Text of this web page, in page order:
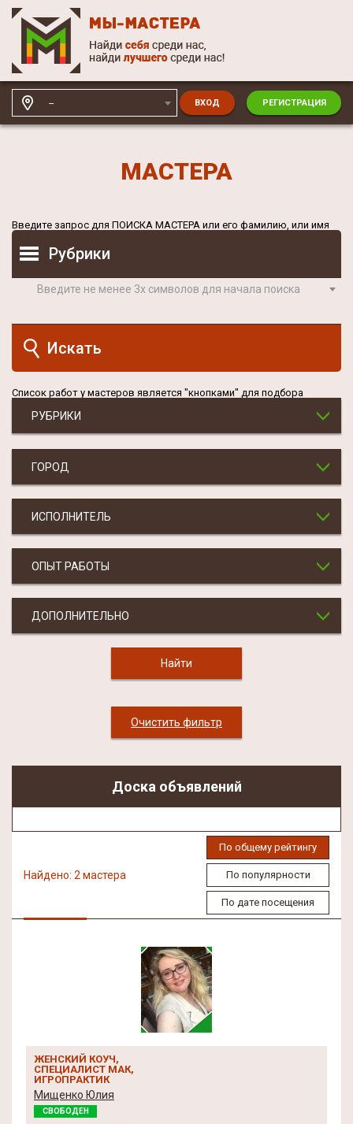
-- ВХОД РЕГИСТРАЦИЯ
МАСТЕРА
Введите запрос для ПОИСКА МАСТЕРА или его фамилию, или имя
Рубрики
Введите не менее 3х символов для начала поиска
Список работ у мастеров является "кнопками" для подбора
РУБРИКИ
ГОРОД
ИСПОЛНИТЕЛЬ
ОПЫТ РАБОТЫ
ДОПОЛНИТЕЛЬНО
Очистить фильтр
Доска объявлений
Найдено: 2 мастера
По общему рейтингу
По популярности
По дате посещения
ЖЕНСКИЙ КОУЧ,
СПЕЦИАЛИСТ МАК,
ИГРОПРАКТИК
Мищенко Юлия
СВОБОДЕН